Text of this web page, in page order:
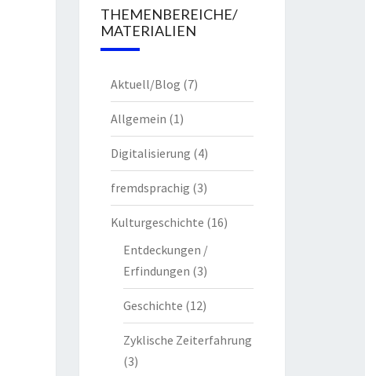
THEMENBEREICHE/
MATERIALIEN
Aktuell/Blog (7)
Allgemein (1)
Digitalisierung (4)
fremdsprachig (3)
Kulturgeschichte (16)
Entdeckungen /
Erfindungen (3)
Geschichte (12)
Zyklische Zeiterfahrung
(3)